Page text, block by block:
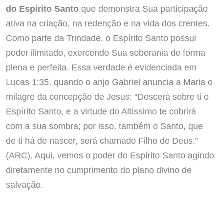
do Espirito Santoque demonstra Sua participação
ativa na criação, na redenção e na vida dos crentes.
Como parte da Trindade, o Espírito Santo possui
poder ilimitado, exercendo Sua soberania de forma
plena e perfeita. Essa verdade é evidenciada em
Lucas 1:35, quando o anjo Gabriel anuncia a Maria o
milagre da concepção de Jesus: “Descerá sobre ti o
Espírito Santo, e a virtude do Altíssimo te cobrirá
com a sua sombra; por isso, também o Santo, que
de ti há de nascer, será chamado Filho de Deus.”
(ARC). Aqui, vemos o poder do Espírito Santo agindo
diretamente no cumprimento do plano divino de
salvação.